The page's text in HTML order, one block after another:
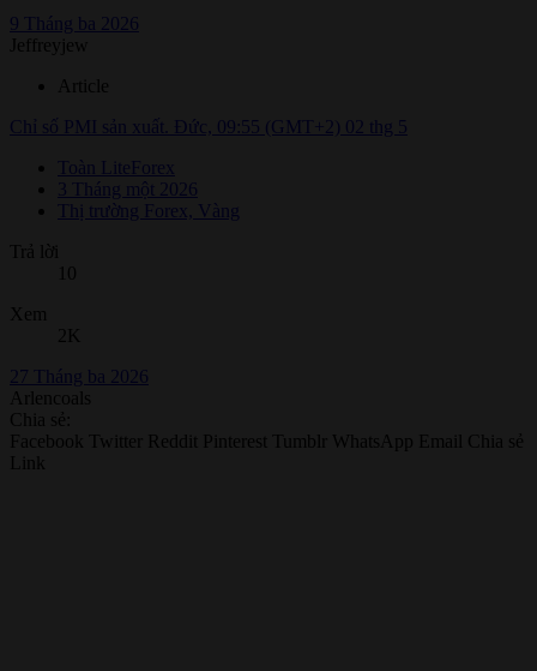
9 Tháng ba 2026
Jeffreyjew
Article
Chỉ số PMI sản xuất. Đức, 09:55 (GMT+2) 02 thg 5
Toàn LiteForex
3 Tháng một 2026
Thị trường Forex, Vàng
Trả lời
10
Xem
2K
27 Tháng ba 2026
Arlencoals
Chia sẻ:
Facebook Twitter Reddit Pinterest Tumblr WhatsApp Email
Chia sẻ
Link